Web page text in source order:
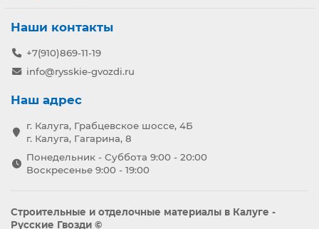
Наши контакты
+7(910)869-11-19
info@rysskie-gvozdi.ru
Наш адрес
г. Калуга, Грабцевское шоссе, 4Б
г. Калуга, Гагарина, 8
Понедельник - Суббота 9:00 - 20:00
Воскресенье 9:00 - 19:00
Строительные и отделочные материалы в Калуге -
Русские Гвозди ©